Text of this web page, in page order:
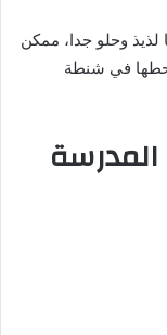
وحلو جدا، ممكن
في شنطة